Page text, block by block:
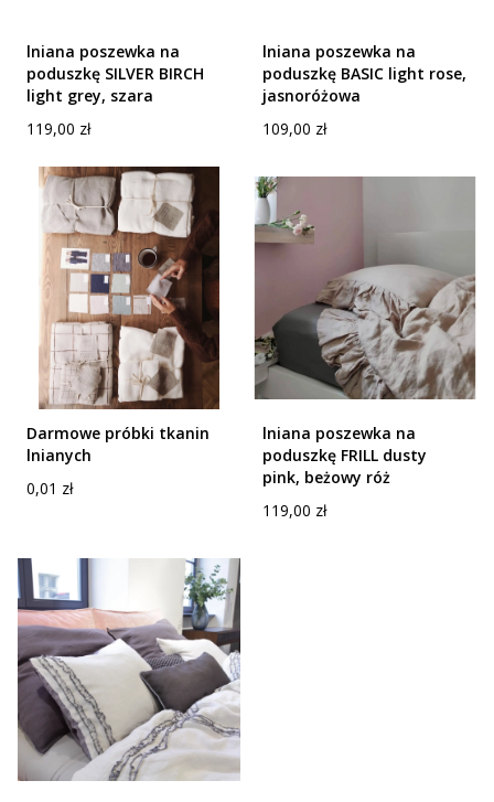
lniana poszewka na
poduszkę SILVER BIRCH
light grey, szara
Cena
119,00 zł
lniana poszewka na
poduszkę BASIC light rose,
jasnoróżowa
Cena
109,00 zł
Darmowe próbki tkanin
lnianych
Cena
0,01 zł
lniana poszewka na
poduszkę FRILL dusty
pink, beżowy róż
Cena
119,00 zł